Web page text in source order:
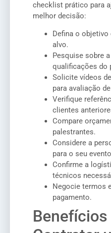
checklist prático para
melhor decisão:
Defina o
alvo.
Pesquise sobre
qualificações do
Solicite vídeos
para avaliação
Verifique
clientes
Compare
palestrantes.
Considere a
para o seu
Confirme a
técnicos
Negocie termos
pagamento.
Benefícios